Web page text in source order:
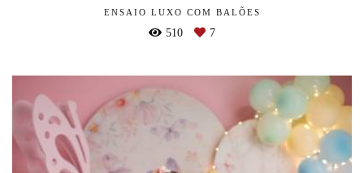
ENSAIO LUXO COM BALÕES
510 7